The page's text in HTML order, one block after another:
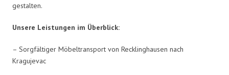
gestalten.
Unsere Leistungen im Überblick:
– Sorgfältiger Möbeltransport von Recklinghausen nach
Kragujevac